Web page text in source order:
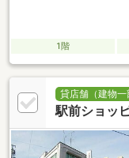
1階
貸店舗（建物一
駅前ショッ